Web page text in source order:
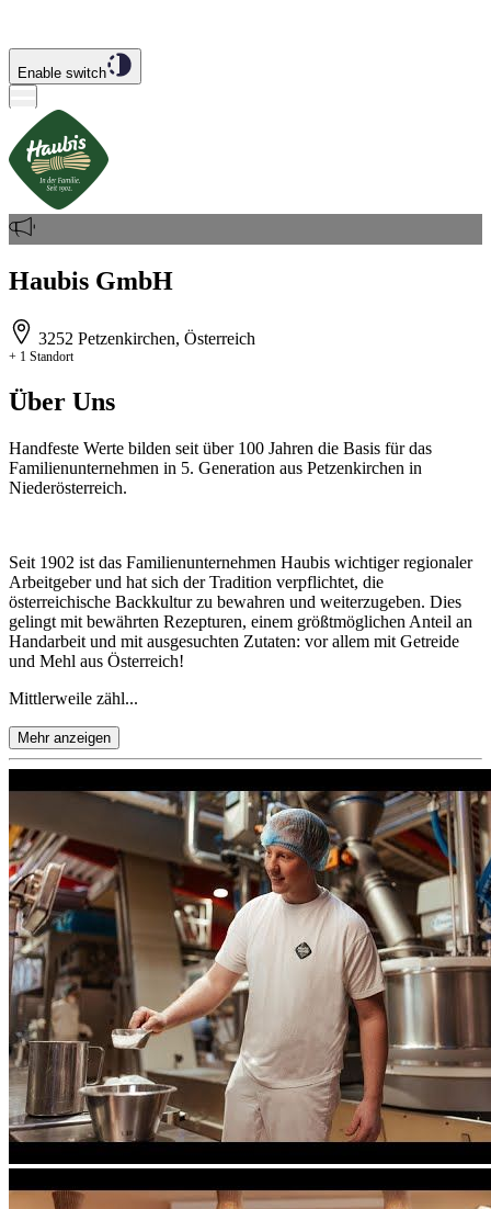
Enable switch
Haubis GmbH
3252 Petzenkirchen, Österreich
+ 1 Standort
Über Uns
Handfeste Werte bilden seit über 100 Jahren die Basis für das
Familienunternehmen in 5. Generation aus Petzenkirchen in
Niederösterreich.
Seit 1902 ist das Familienunternehmen Haubis wichtiger regionaler
Arbeitgeber und hat sich der Tradition verpflichtet, die
österreichische Backkultur zu bewahren und weiterzugeben. Dies
gelingt mit bewährten Rezepturen, einem größtmöglichen Anteil an
Handarbeit und mit ausgesuchten Zutaten: vor allem mit Getreide
und Mehl aus Österreich!
Mittlerweile zähl...
Mehr anzeigen